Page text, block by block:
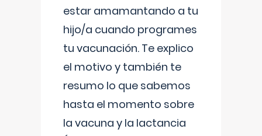
estar amamantando a tu
hijo/a cuando programes
tu vacunación. Te explico
el motivo y también te
resumo lo que sabemos
hasta el momento sobre
la vacuna y la lactancia